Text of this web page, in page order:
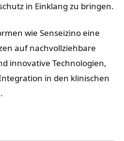
in Einklang zu bringen.
wie Senseizino eine
auf nachvollziehbare
innovative Technologien,
in den klinischen